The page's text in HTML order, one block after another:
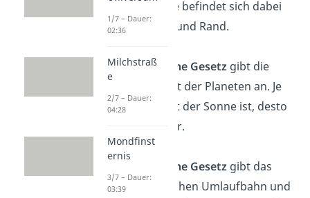
Kreis. Die Sonne befindet sich dabei
zwischen Mitte und Rand.
Das2. Keplersche Gesetzgibt die
Geschwindigkeit der Planeten an. Je
näher ein Planet der Sonne ist, desto
schneller wird er.
3. Keplersche Gesetzgibt das
Verhältnis zwischen Umlaufbahn und
1/7 – Dauer:
02:36
Milchstraß
e
2/7 – Dauer:
04:28
Mondfinst
ernis
3/7 – Dauer:
03:39